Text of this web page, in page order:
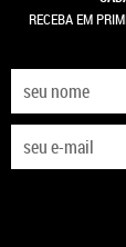
RECEBA EM